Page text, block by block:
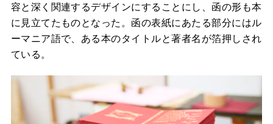
容と深く関連するデザインにすることにし、函の形も本
に見立てたものとなった。函の表紙にあたる部分にはル
ーマニア語で、ある本のタイトルと著者名が箔押しされ
ている。